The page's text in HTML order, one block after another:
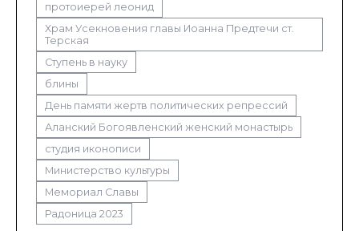
протоиерей леонид
Храм Усекновения главы Иоанна Предтечи ст.
Терская
Ступень в науку
блины
День памяти жертв политических репрессий
Аланский Богоявленский женский монастырь
студия иконописи
Министерство культуры
Мемориал Славы
Радоница 2023